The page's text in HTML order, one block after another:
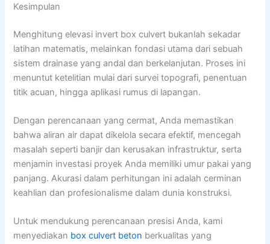
Kesimpulan
Menghitung elevasi invert box culvert bukanlah sekadar
latihan matematis, melainkan fondasi utama dari sebuah
sistem drainase yang andal dan berkelanjutan. Proses ini
menuntut ketelitian mulai dari survei topografi, penentuan
titik acuan, hingga aplikasi rumus di lapangan.
Dengan perencanaan yang cermat, Anda memastikan
bahwa aliran air dapat dikelola secara efektif, mencegah
masalah seperti banjir dan kerusakan infrastruktur, serta
menjamin investasi proyek Anda memiliki umur pakai yang
panjang. Akurasi dalam perhitungan ini adalah cerminan
keahlian dan profesionalisme dalam dunia konstruksi.
Untuk mendukung perencanaan presisi Anda, kami
menyediakan box culvert beton berkualitas yang